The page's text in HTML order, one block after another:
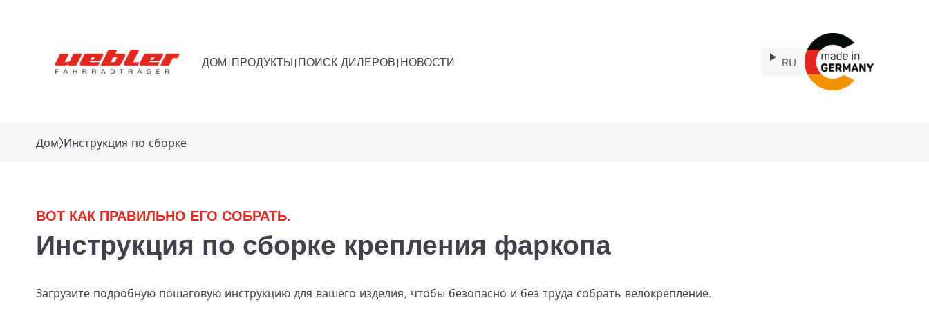
ДОМ ПРОДУКТЫ ПОИСК ДИЛЕРОВ НОВОСТИ RU
Дом Инструкция по сборке
ВОТ КАК ПРАВИЛЬНО ЕГО СОБРАТЬ.
Инструкция по сборке крепления фаркопа
Загрузите подробную пошаговую инструкцию для вашего изделия, чтобы безопасно и без труда собрать велокрепление.